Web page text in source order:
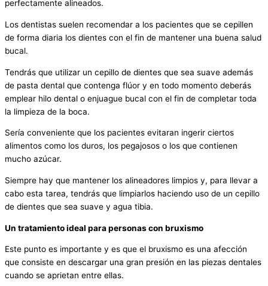
perfectamente alineados.
Los dentistas suelen recomendar a los pacientes que se cepillen
de forma diaria los dientes con el fin de mantener una buena salud
bucal.
Tendrás que utilizar un cepillo de dientes que sea suave además
de pasta dental que contenga flúor y en todo momento deberás
emplear hilo dental o enjuague bucal con el fin de completar toda
la limpieza de la boca.
Sería conveniente que los pacientes evitaran ingerir ciertos
alimentos como los duros, los pegajosos o los que contienen
mucho azúcar.
Siempre hay que mantener los alineadores limpios y, para llevar a
cabo esta tarea, tendrás que limpiarlos haciendo uso de un cepillo
de dientes que sea suave y agua tibia.
Un tratamiento ideal para personas con bruxismo
Este punto es importante y es que el bruxismo es una afección
que consiste en descargar una gran presión en las piezas dentales
cuando se aprietan entre ellas.